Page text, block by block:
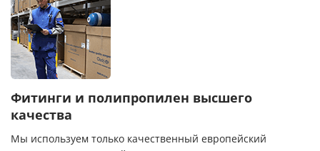
Фитинги и полипропилен высшего
качества
Мы используем только качественный европейский